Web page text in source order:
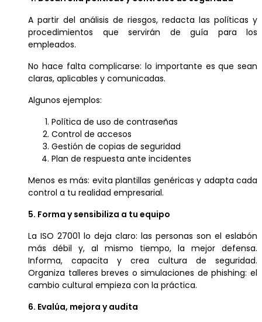
A partir del análisis de riesgos, redacta las políticas y
procedimientos que servirán de guía para los
empleados.
No hace falta complicarse: lo importante es que sean
claras, aplicables y comunicadas.
Algunos ejemplos:
Política de uso de contraseñas
Control de accesos
Gestión de copias de seguridad
Plan de respuesta ante incidentes
Menos es más: evita plantillas genéricas y adapta cada
control a tu realidad empresarial.
5. Forma y sensibiliza a tu equipo
La ISO 27001 lo deja claro: las personas son el eslabón
más débil y, al mismo tiempo, la mejor defensa.
Informa, capacita y crea cultura de seguridad.
Organiza talleres breves o simulaciones de phishing: el
cambio cultural empieza con la práctica.
6. Evalúa, mejora y audita